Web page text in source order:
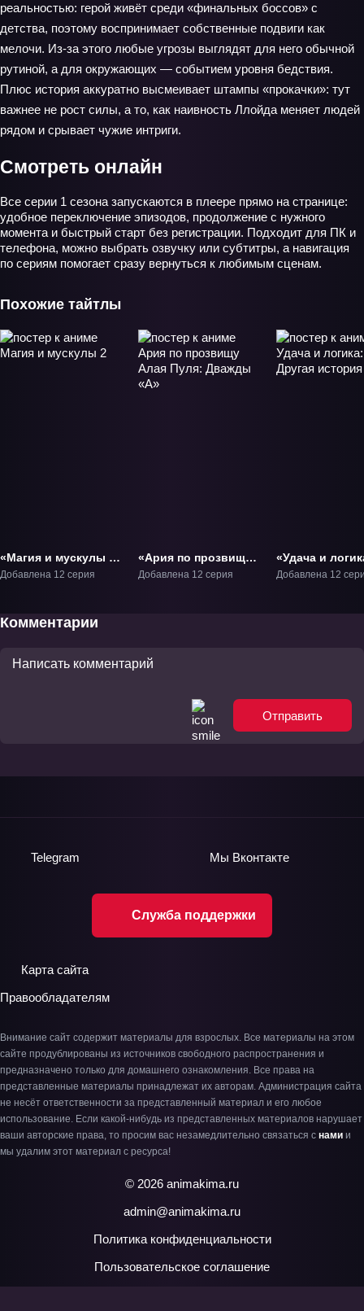
реальностью: герой живёт среди «финальных боссов» с
детства, поэтому воспринимает собственные подвиги как
мелочи. Из-за этого любые угрозы выглядят для него обычной
рутиной, а для окружающих — событием уровня бедствия.
Плюс история аккуратно высмеивает штампы «прокачки»: тут
важнее не рост силы, а то, как наивность Ллойда меняет людей
рядом и срывает чужие интриги.
Смотреть онлайн
Все серии 1 сезона запускаются в плеере прямо на странице:
удобное переключение эпизодов, продолжение с нужного
момента и быстрый старт без регистрации. Подходит для ПК и
телефона, можно выбрать озвучку или субтитры, а навигация
по сериям помогает сразу вернуться к любимым сценам.
Похожие тайтлы
«Магия и мускулы 2»
ТВ-2
Добавлена 12 серия
«Ария по прозвищу
Алая Пуля: Дважды
Добавлена 12 серия
«Удача и
Другая
Добавлена 12
Комментарии
Отправить
Служба поддержки
Telegram Мы Вконтакте
Карта сайта
Правообладателям
Внимание сайт содержит материалы для взрослых. Все материалы на этом
сайте продублированы из источников свободного распространения и
предназначено только для домашнего ознакомления. Все права на
представленные материалы принадлежат их авторам. Администрация сайта
не несёт ответственности за представленный материал и его любое
использование. Если какой-нибудь из представленных материалов нарушает
ваши авторские права, то просим вас незамедлительно связаться с нами и
мы удалим этот материал с ресурса!
© 2026 animakima.ru
admin@animakima.ru
Политика конфиденциальности
Пользовательское соглашение